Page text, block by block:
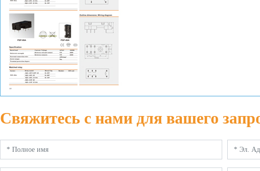
Свяжитесь с нами для вашего